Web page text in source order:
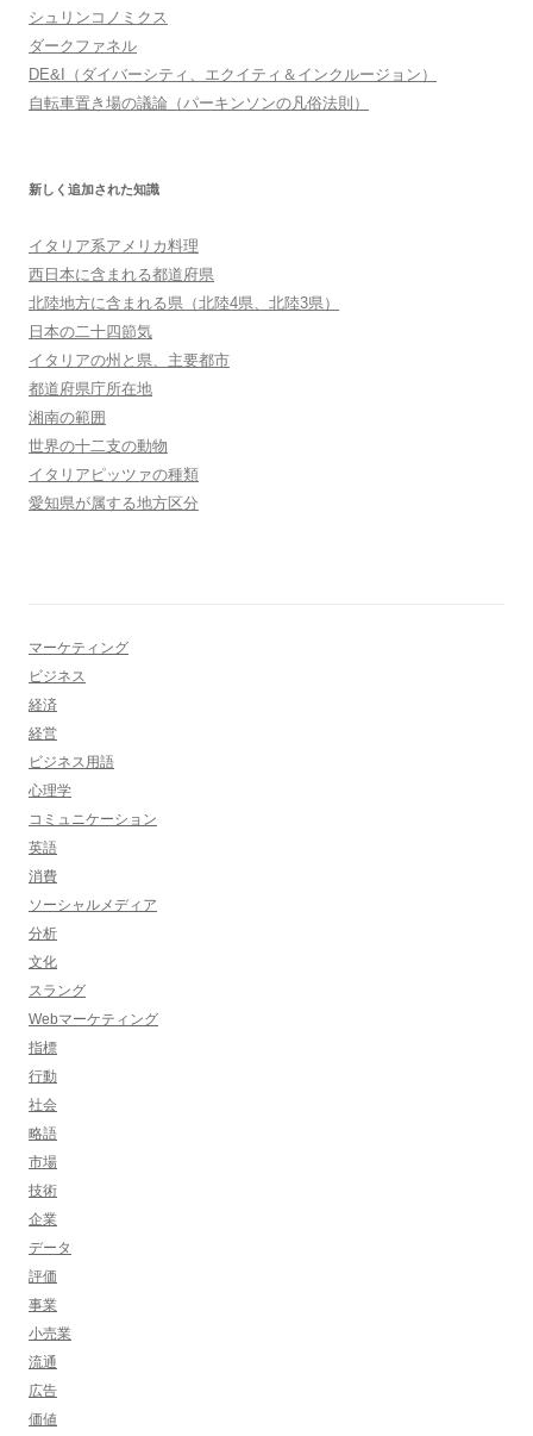
シュリンコノミクス
ダークファネル
DE&I（ダイバーシティ、エクイティ＆インクルージョン）
自転車置き場の議論（パーキンソンの凡俗法則）
新しく追加された知識
イタリア系アメリカ料理
西日本に含まれる都道府県
北陸地方に含まれる県（北陸4県、北陸3県）
日本の二十四節気
イタリアの州と県、主要都市
都道府県庁所在地
湘南の範囲
世界の十二支の動物
イタリアピッツァの種類
愛知県が属する地方区分
マーケティング
ビジネス
経済
経営
ビジネス用語
心理学
コミュニケーション
英語
消費
ソーシャルメディア
分析
文化
スラング
Webマーケティング
指標
行動
社会
略語
市場
技術
企業
データ
評価
事業
小売業
流通
広告
価値